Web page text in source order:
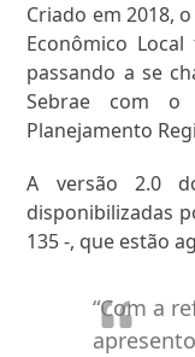
Criado em 2018,
Econômico
passando a se
Sebrae com o
Planejamento
A versão 2.0
disponibilizadas
135 -, que estão
“Com a